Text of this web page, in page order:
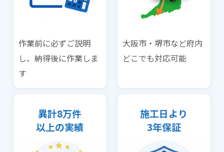
作業前に必ずご説明
し、納得後に作業しま
す
大阪市・堺市など府内
どこでも対応可能
異計8万件
以上の実績
施工日より
3年保証